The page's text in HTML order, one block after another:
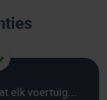
elk voertuig...